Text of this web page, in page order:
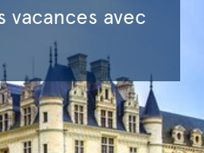
vacances avec